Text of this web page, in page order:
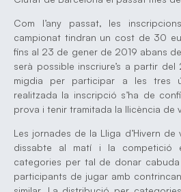
Com l’any passat, les
campionat tindran un cost de 30
fins al 23 de gener de 2019 abans
serà possible inscriure’s a partir
migdia per participar a les tres
realitzada la inscripció s’ha de
prova i tenir tramitada la llicència de
Les jornades de la Lliga d’Hivern
dissabte al matí i la competició
categories per tal de donar
participants de jugar amb